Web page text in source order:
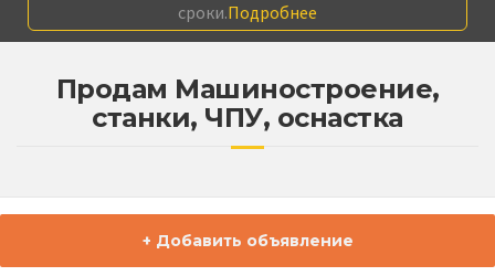
сроки.Подробнее
Продам Машиностроение,
станки, ЧПУ, оснастка
+ Добавить объявление